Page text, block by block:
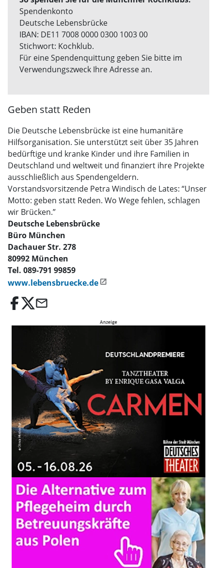
Spendenkonto
Deutsche Lebensbrücke
IBAN: DE11 7008 0000 0300 1003 00
Stichwort: Kochklub.
Für eine Spendenquittung geben Sie bitte im
Verwendungszweck Ihre Adresse an.
Geben statt Reden
Die Deutsche Lebensbrücke ist eine humanitäre
Hilfsorganisation. Sie unterstützt seit über 35 Jahren
bedürftige und kranke Kinder und ihre Familien in
Deutschland und weltweit und finanziert ihre Projekte
ausschließlich aus Spendengeldern.
Vorstandsvorsitzende Petra Windisch de Lates: “Unser
Motto: geben statt Reden. Wo Wege fehlen, schlagen
wir Brücken.”
Deutsche Lebensbrücke
Büro München
Dachauer Str. 278
80992 München
Tel. 089-791 99859
www.lebensbruecke.de
email